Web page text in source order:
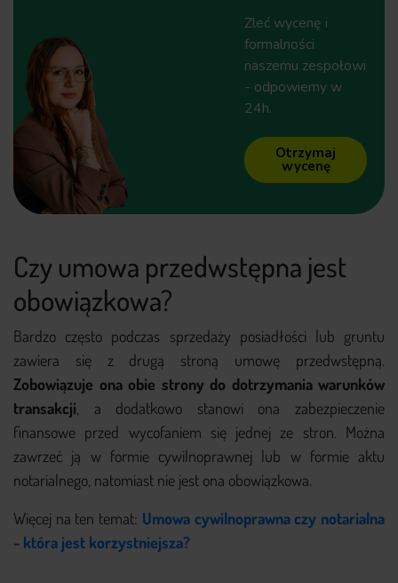
Zleć wycenę i
formalności
naszemu zespołowi
- odpowiemy w
24h.
Otrzymaj
wycenę
Czy umowa przedwstępna jest
obowiązkowa?
Bardzo często podczas sprzedaży posiadłości lub gruntu
zawiera się z drugą stroną umowę przedwstępną.
Zobowiązuje ona obie strony do dotrzymania warunków
transakcji, a dodatkowo stanowi ona zabezpieczenie
finansowe przed wycofaniem się jednej ze stron. Można
zawrzeć ją w formie cywilnoprawnej lub w formie aktu
notarialnego, natomiast nie jest ona obowiązkowa.
Więcej na ten temat: Umowa cywilnoprawna czy notarialna
- która jest korzystniejsza?